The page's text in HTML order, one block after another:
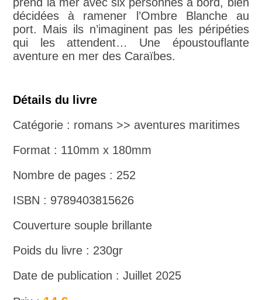
décidées à ramener l’Ombre Blanche au
port. Mais ils n’imaginent pas les péripéties
qui les attendent… Une époustouflante
aventure en mer des Caraïbes.
Détails du livre
Catégorie : romans >> aventures maritimes
Format : 110mm x 180mm
Nombre de pages : 252
ISBN : 9789403815626
Couverture souple brillante
Poids du livre : 230gr
Date de publication : Juillet 2025